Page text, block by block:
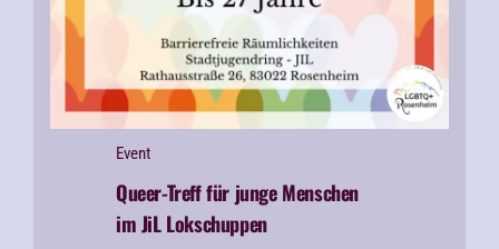
Event
Queer-Treff für junge Menschen
im JiL Lokschuppen